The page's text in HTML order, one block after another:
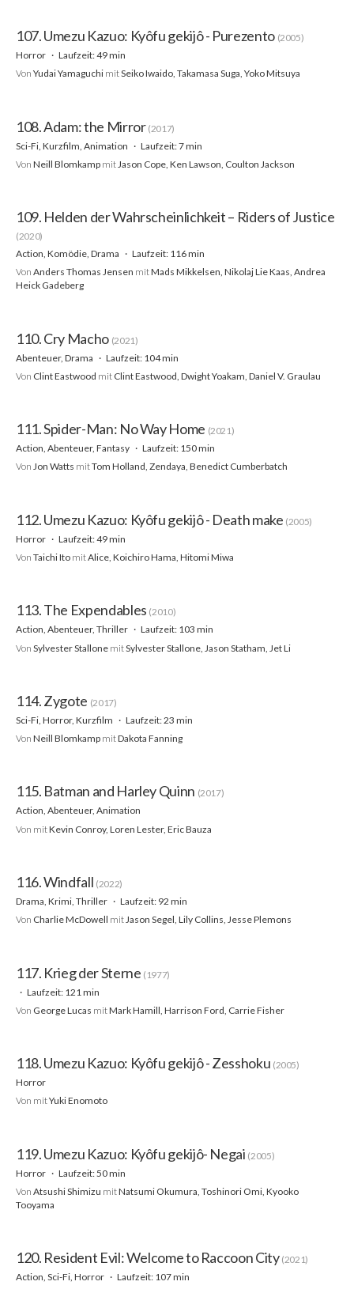
107. Umezu Kazuo: Kyôfu gekijô - Purezento (2005)
Horror
Laufzeit: 49 min
Von Yudai Yamaguchi mitSeiko Iwaido, Takamasa Suga, Yoko Mitsuya
108. Adam: the Mirror (2017)
Sci-Fi, Kurzfilm, Animation
Laufzeit: 7 min
Von Neill Blomkamp mit Jason Cope, Ken Lawson, Coulton Jackson
109. Helden der Wahrscheinlichkeit – Riders of Justice
(2020)
Action, Komödie, Drama
Laufzeit: 116 min
Von Anders Thomas Jensen mitMads Mikkelsen, Nikolaj Lie Kaas, Andrea
Heick Gadeberg
110. Cry Macho (2021)
Abenteuer, Drama
Laufzeit: 104 min
Von Clint Eastwood mit Clint Eastwood, Dwight Yoakam, Daniel V. Graulau
111. Spider-Man: No Way Home (2021)
Action, Abenteuer, Fantasy
Laufzeit: 150 min
Von Jon Watts mitTom Holland, Zendaya, Benedict Cumberbatch
112. Umezu Kazuo: Kyôfu gekijô - Death make (2005)
Horror
Laufzeit: 49 min
Von Taichi Ito mitAlice, Koichiro Hama, Hitomi Miwa
113. The Expendables (2010)
Action, Abenteuer, Thriller
Laufzeit: 103 min
Von Sylvester Stallone mitSylvester Stallone, Jason Statham, Jet Li
114. Zygote (2017)
Sci-Fi, Horror, Kurzfilm
Laufzeit: 23 min
Von Neill Blomkamp mitDakota Fanning
115. Batman and Harley Quinn (2017)
Action, Abenteuer, Animation
Von mitKevin Conroy, Loren Lester, Eric Bauza
116. Windfall (2022)
Drama, Krimi, Thriller
Laufzeit: 92 min
Von Charlie McDowell mitJason Segel, Lily Collins, Jesse Plemons
117. Krieg der Sterne (1977)
Laufzeit: 121 min
Von George Lucas mitMark Hamill, Harrison Ford, Carrie Fisher
118. Umezu Kazuo: Kyôfu gekijô - Zesshoku (2005)
Horror
Von mitYuki Enomoto
119. Umezu Kazuo: Kyôfu gekijô- Negai (2005)
Horror
Laufzeit: 50 min
Von Atsushi Shimizu mitNatsumi Okumura, Toshinori Omi, Kyooko
Tooyama
120. Resident Evil: Welcome to Raccoon City (2021)
Action, Sci-Fi, Horror
Laufzeit: 107 min